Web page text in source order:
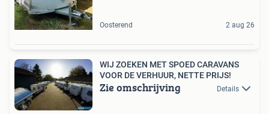
Oosterend 2 aug 26
WIJ ZOEKEN MET SPOED CARAVANS
VOOR DE VERHUUR, NETTE PRIJS!
Zie omschrijving Details